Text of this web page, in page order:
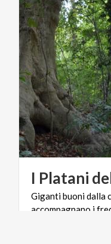
I Platani
Giganti buoni dalla
accompagnano i